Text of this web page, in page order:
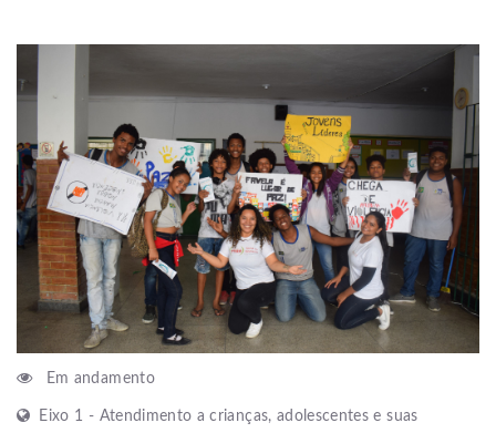
Em andamento
Eixo 1 - Atendimento a crianças, adolescentes e suas